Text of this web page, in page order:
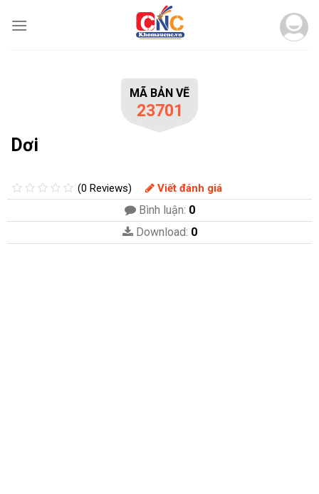
MÃ BẢN VẼ
23701
Dơi
(0 Reviews) Viết đánh giá
Bình luận: 0
Download: 0